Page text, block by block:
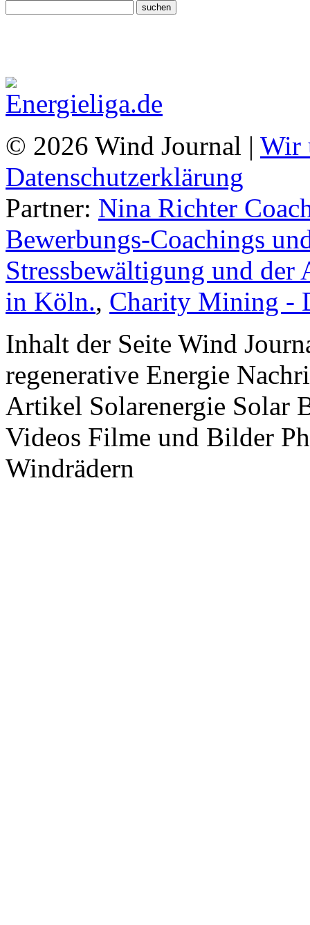
© 2026 Wind Journal | Wir
Datenschutzerklärung
Partner: Nina Richter
Bewerbungs-Coachings
Stressbewältigung und
in Köln., Charity Mining -
Inhalt der Seite Wind
regenerative Energie
Artikel Solarenergie Solar
Videos Filme und Bilder
Windrädern